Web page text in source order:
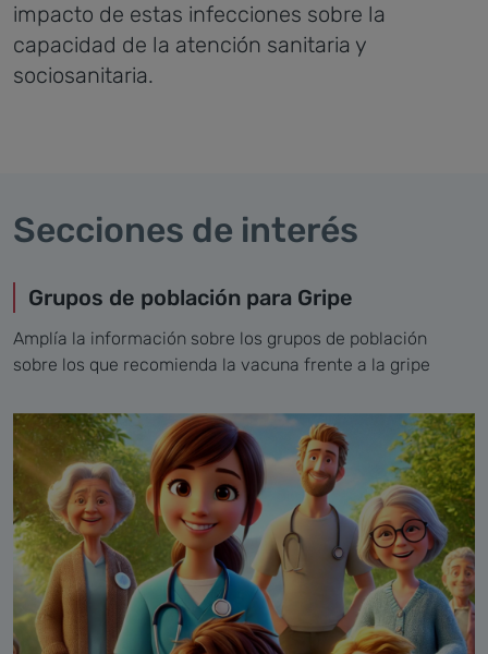
impacto de estas infecciones sobre la
capacidad de la atención sanitaria y
sociosanitaria.
Secciones de interés
Grupos de población para Gripe
Amplía la información sobre los grupos de población
sobre los que recomienda la vacuna frente a la gripe